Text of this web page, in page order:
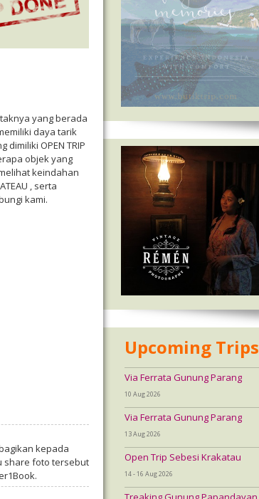
yang berada
daya tarik
OPEN TRIP
objek yang
keindahan
, serta
kami.
kepada
share foto tersebut
Upcoming Trips
Via Ferrata Gunung Parang
10 Aug 2026
Via Ferrata Gunung Parang
13 Aug 2026
Open Trip Sebesi Krakatau
14 - 16 Aug 2026